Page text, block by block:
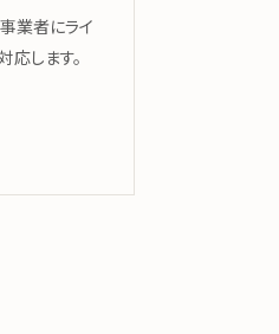
業者にライ
します。